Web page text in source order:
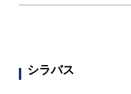
シラバス